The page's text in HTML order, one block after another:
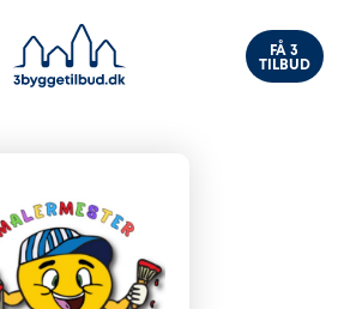
FÅ 3
TILBUD